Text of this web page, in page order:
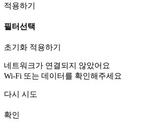
적용하기
필터선택
초기화 적용하기
네트워크가 연결되지 않았어요
Wi-Fi 또는 데이터를 확인해주세요
다시 시도
확인